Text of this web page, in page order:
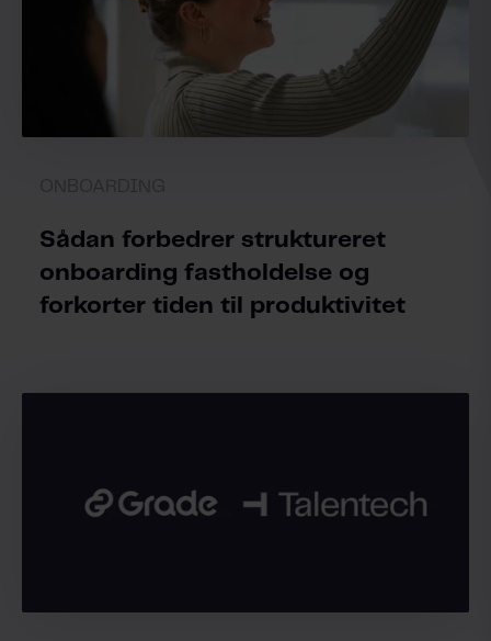
Sådan forbedrer struktureret
onboarding fastholdelse og
forkorter tiden til produktivitet